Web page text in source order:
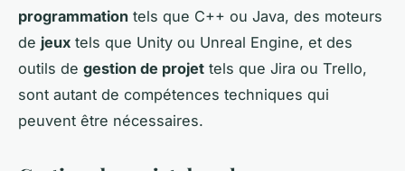
programmation tels que C++ ou Java, des moteurs
de jeux tels que Unity ou Unreal Engine, et des
outils de gestion de projet tels que Jira ou Trello,
sont autant de compétences techniques qui
peuvent être nécessaires.